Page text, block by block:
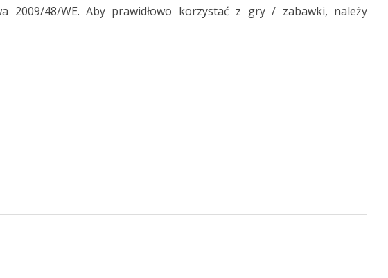
2009/48/WE. Aby prawidłowo korzystać z gry / zabawki, należy